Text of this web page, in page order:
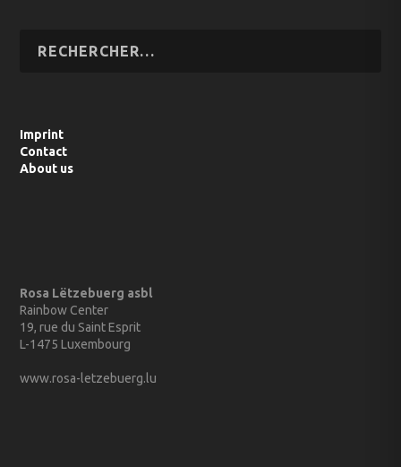
Imprint
Contact
About us
Rosa Lëtzebuerg asbl
Rainbow Center
19, rue du Saint Esprit
L-1475 Luxembourg
www.rosa-letzebuerg.lu